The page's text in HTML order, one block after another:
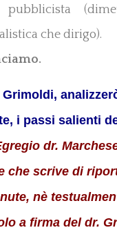
che dirigo).
i passi salienti
dr.
che scrive di
nè
a firma del dr.